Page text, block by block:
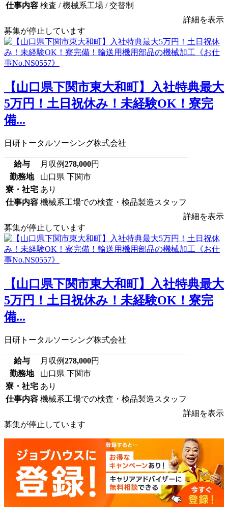
仕事内容 検査 / 機械系工場 / 交替制
詳細を表示
募集が停止しています
【山口県下関市東大和町】入社特典最大
5万円！土日祝休み！未経験OK！寮完
備...
日研トータルソーシング株式会社
給与 月収例278,000円
勤務地
山口県 下関市
寮・社宅 あり
仕事内容 機械系工場での検査・検品製造スタッフ
詳細を表示
募集が停止しています
【山口県下関市東大和町】入社特典最大
5万円！土日祝休み！未経験OK！寮完
備...
日研トータルソーシング株式会社
給与 月収例278,000円
勤務地
山口県 下関市
寮・社宅 あり
仕事内容 機械系工場での検査・検品製造スタッフ
詳細を表示
募集が停止しています